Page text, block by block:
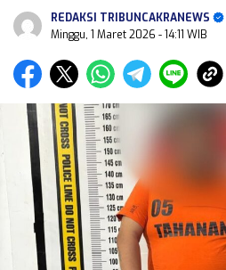
REDAKSI TRIBUNCAKRANEWS
Minggu, 1 Maret 2026 - 14:11 WIB